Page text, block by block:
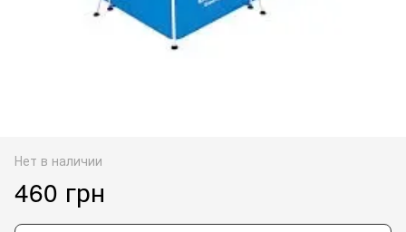
Нет в наличии
460 грн